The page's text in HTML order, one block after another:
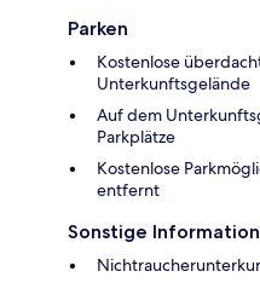
Parken
Kostenlose
Unterkunftsgelände
Auf dem
Parkplätze
Kostenlose
entfernt
Sonstige